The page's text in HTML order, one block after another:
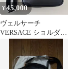
¥45,000
ヴェルサーチ
VERSACE ショルダー
バッグ 黒